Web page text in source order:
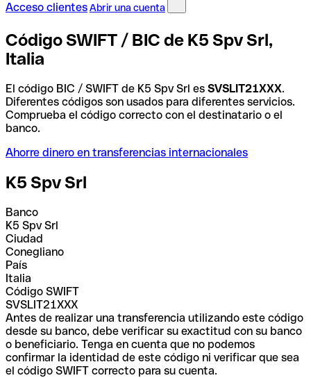
Acceso clientesAbrir una cuenta
Código SWIFT / BIC de K5 Spv Srl,
Italia
El código BIC / SWIFT de K5 Spv Srl es SVSLIT21XXX.
Diferentes códigos son usados para diferentes servicios.
Comprueba el código correcto con el destinatario o el
banco.
Ahorre dinero en transferencias internacionales
K5 Spv Srl
Banco
K5 Spv Srl
Ciudad
Conegliano
País
Italia
Código SWIFT
SVSLIT21XXX
Antes de realizar una transferencia utilizando este código
desde su banco, debe verificar su exactitud con su banco
o beneficiario. Tenga en cuenta que no podemos
confirmar la identidad de este código ni verificar que sea
el código SWIFT correcto para su cuenta.